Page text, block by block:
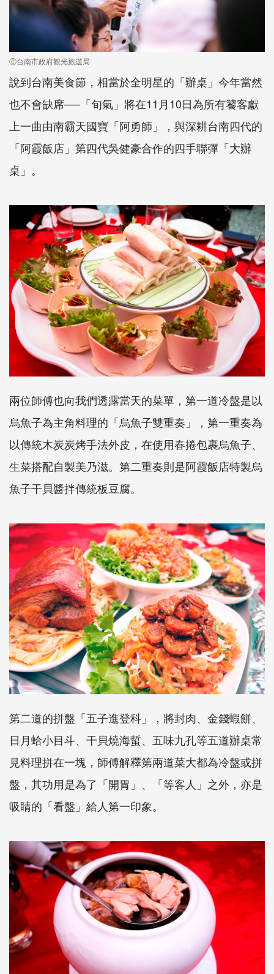
Ⓒ台南市政府觀光旅遊局
說到台南美食節，相當於全明星的「辦桌」今年當然
也不會缺席──「旬氣」將在11月10日為所有饕客獻
上一曲由南霸天國寶「阿勇師」，與深耕台南四代的
「阿霞飯店」第四代吳健豪合作的四手聯彈「大辦
桌」。
兩位師傅也向我們透露當天的菜單，第一道冷盤是以
烏魚子為主角料理的「烏魚子雙重奏」，第一重奏為
以傳統木炭炭烤手法外皮，在使用春捲包裹烏魚子、
生菜搭配自製美乃滋。第二重奏則是阿霞飯店特製烏
魚子干貝醬拌傳統板豆腐。
第二道的拼盤「五子進登科」，將封肉、金錢蝦餅、
日月蛤小目斗、干貝燒海蜇、五味九孔等五道辦桌常
見料理拼在一塊，師傅解釋第兩道菜大都為冷盤或拼
盤，其功用是為了「開胃」、「等客人」之外，亦是
吸睛的「看盤」給人第一印象。